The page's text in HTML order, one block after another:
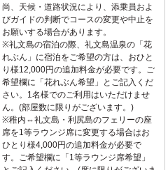
尚、天候・道路状況により、添乗員およ
びガイドの判断でコースの変更や中止を
お願いする場合があります。
※礼文島の宿泊の際、礼文島温泉の「花
れぶん」に宿泊をご希望の方は、おひと
り様12,000円の追加料金が必要です。ご
希望欄に「花れぶん希望」とご記入くだ
さい。1名様でのご利用はいただけませ
ん。(部屋数に限りがございます。)
※稚内⇔礼文島・利尻島のフェリーの座
席を1等ラウンジ席に変更する場合はお
ひとり様4,000円の追加料金が必要で
す。ご希望欄に「1等ラウンジ席希望」